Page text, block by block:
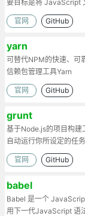
要目标是将 JavaScript
起
官网 GitHub
yarn
可替代NPM的快速、可
信赖包管理工具Yarn
官网 GitHub
grunt
基于Node.js的项目构建
自动运行你所设定的任务
官网 GitHub
babel
Babel 是一个
用下一代JavaScript 语